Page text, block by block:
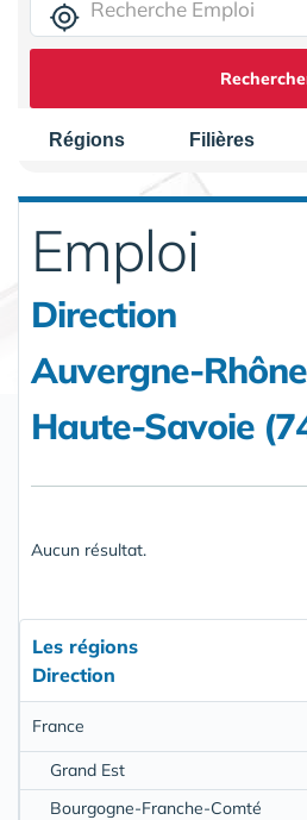
Régions Filières
Emploi
Direction
Auvergne-
Haute-Savoie
Aucun résultat.
Les régions
Direction
France
Grand Est
Bourgogne-Franche-Comté